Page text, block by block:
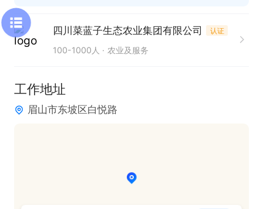
四川菜蓝子生态农业集团有限公司 认证
100-1000人 农业及服务
工作地址
眉山市东坡区白悦路